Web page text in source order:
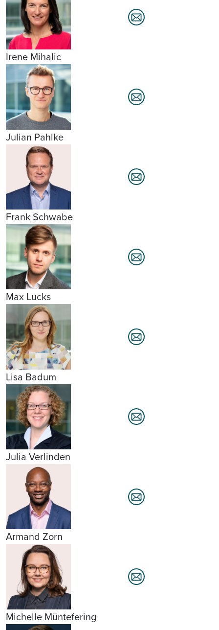
Irene Mihalic
Julian Pahlke
Frank Schwabe
Max Lucks
Lisa Badum
Julia Verlinden
Armand Zorn
Michelle Müntefering